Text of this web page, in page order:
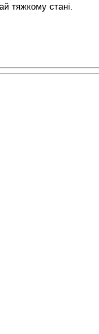
тяжкому стані.